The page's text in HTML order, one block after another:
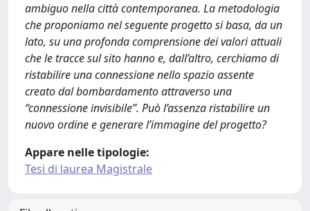
ambiguo nella città contemporanea. La metodologia
che proponiamo nel seguente progetto si basa, da un
lato, su una profonda comprensione dei valori attuali
che le tracce sul sito hanno e, dall’altro, cerchiamo di
ristabilire una connessione nello spazio assente
creato dal bombardamento attraverso una
“connessione invisibile”. Può l’assenza ristabilire un
nuovo ordine e generare l’immagine del progetto?
Appare nelle tipologie:
Tesi di laurea Magistrale